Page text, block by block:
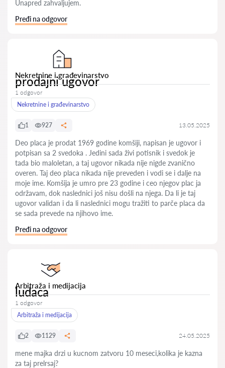
Unapred zahvaljujem.
Pređi na odgovor
Nekretnine i građevinarstvo
prodajni ugovor
1 odgovor
Nekretnine i građevinarstvo
1 927 13.05.2025
Deo placa je prodat 1969 godine komšiji, napisan je ugovor i
potpisan sa 2 svedoka . Jedini sada živi potisnik i svedok je
tada bio maloletan, a taj ugovor nikada nije nigde zvanično
overen. Taj deo placa nikada nije preveden i vodi se i dalje na
moje ime. Komšija je umro pre 23 godine i ceo njegov plac ja
održavam, dok naslednici još nisu došli na njega. Da li je taj
ugovor validan i da li naslednici mogu tražiti to parče placa da
se sada prevede na njihovo ime.
Pređi na odgovor
Arbitraža i medijacija
ludaca
1 odgovor
Arbitraža i medijacija
2 1129 24.05.2025
mene majka drzi u kucnom zatvoru 10 meseci,kolika je kazna
za taj prelrsaj?